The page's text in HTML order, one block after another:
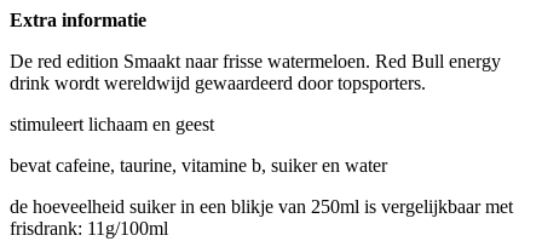
Extra informatie
De red edition Smaakt naar frisse watermeloen. Red Bull energy
drink wordt wereldwijd gewaardeerd door topsporters.
stimuleert lichaam en geest
bevat cafeine, taurine, vitamine b, suiker en water
de hoeveelheid suiker in een blikje van 250ml is vergelijkbaar met
frisdrank: 11g/100ml